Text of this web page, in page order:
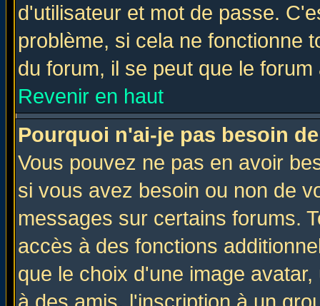
d'utilisateur et mot de passe.
problème, si cela ne fonctionne
du forum, il se peut que le
Revenir en haut
Pourquoi n'ai-je pas besoin
Vous pouvez ne pas en avoir
si vous avez besoin ou non de
messages sur certains forums.
accès à des fonctions
que le choix d'une image